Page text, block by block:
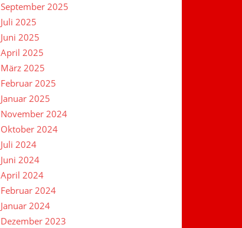
September 2025
Juli 2025
Juni 2025
April 2025
März 2025
Februar 2025
Januar 2025
November 2024
Oktober 2024
Juli 2024
Juni 2024
April 2024
Februar 2024
Januar 2024
Dezember 2023